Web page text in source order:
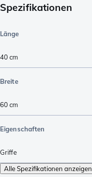
Spezifikationen
Länge
40cm
Breite
60cm
Eigenschaften
Griffe
Alle Spezifikationen anzeigen